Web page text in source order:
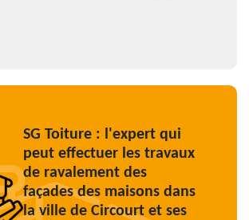
SG Toiture : l'expert qui
peut effectuer les travaux
de ravalement des
façades des maisons dans
la ville de Circourt et ses